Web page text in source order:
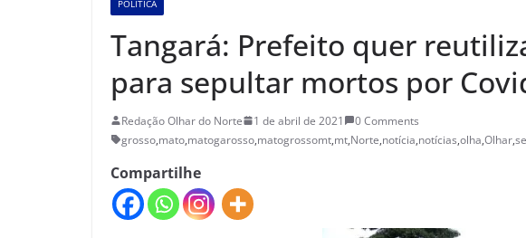
POLÍTICA
Tangará: Prefeito quer
para sepultar mortos por
Redação Olhar do Norte 1 de abril de 2021
0 Comments
grosso,mato,matogarosso,matogrossomt,mt,Norte,notícia,notícias,olha,Olhar,
Compartilhe